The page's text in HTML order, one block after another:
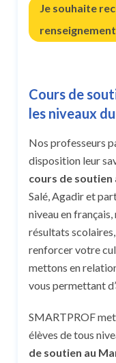
Je souhaite
Cours de
les niveaux
Nos professeurs
disposition leur
cours de soutien
Salé, Agadir et
niveau en
résultats
renforcer votre
mettons en
vous permettant
SMARTPROF
élèves de tous
de soutien au